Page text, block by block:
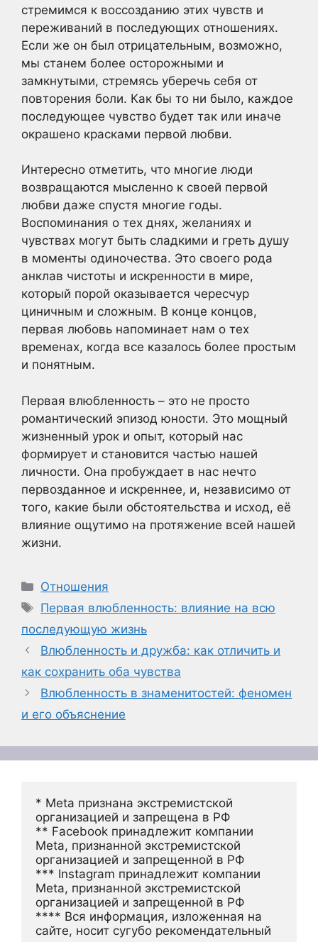
стремимся к воссозданию этих чувств и
переживаний в последующих отношениях.
Если же он был отрицательным, возможно,
мы станем более осторожными и
замкнутыми, стремясь уберечь себя от
повторения боли. Как бы то ни было, каждое
последующее чувство будет так или иначе
окрашено красками первой любви.
Интересно отметить, что многие люди
возвращаются мысленно к своей первой
любви даже спустя многие годы.
Воспоминания о тех днях, желаниях и
чувствах могут быть сладкими и греть душу
в моменты одиночества. Это своего рода
анклав чистоты и искренности в мире,
который порой оказывается чересчур
циничным и сложным. В конце концов,
первая любовь напоминает нам о тех
временах, когда все казалось более простым
и понятным.
Первая влюбленность – это не просто
романтический эпизод юности. Это мощный
жизненный урок и опыт, который нас
формирует и становится частью нашей
личности. Она пробуждает в нас нечто
первозданное и искреннее, и, независимо от
того, какие были обстоятельства и исход, её
влияние ощутимо на протяжение всей нашей
жизни.
Рубрики
Отношения
Метки
Первая влюбленность: влияние на всю
последующую жизнь
Влюбленность и дружба: как отличить и
как сохранить оба чувства
Влюбленность в знаменитостей: феномен
и его объяснение
* Meta признана экстремистской
организацией и запрещена в РФ
** Facebook принадлежит компании
Meta, признанной экстремистской
организацией и запрещенной в РФ
*** Instagram принадлежит компании
Meta, признанной экстремистской
организацией и запрещенной в РФ
**** Вся информация, изложенная на
сайте, носит сугубо рекомендательный